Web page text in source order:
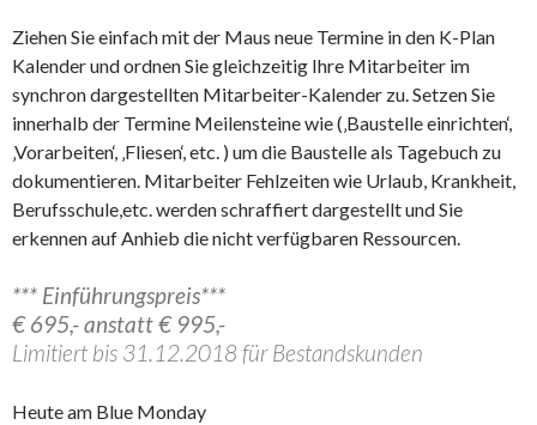
Ziehen Sie einfach mit der Maus neue Termine in den K-Plan
Kalender und ordnen Sie gleichzeitig Ihre Mitarbeiter im
synchron dargestellten Mitarbeiter-Kalender zu. Setzen Sie
innerhalb der Termine Meilensteine wie (‚Baustelle einrichten‘,
‚Vorarbeiten‘, ‚Fliesen‘, etc. ) um die Baustelle als Tagebuch zu
dokumentieren. Mitarbeiter Fehlzeiten wie Urlaub, Krankheit,
Berufsschule,etc. werden schraffiert dargestellt und Sie
erkennen auf Anhieb die nicht verfügbaren Ressourcen.
*** Einführungspreis***
€ 695,- anstatt € 995,-
Limitiert bis 31.12.2018 für Bestandskunden
Heute am Blue Monday